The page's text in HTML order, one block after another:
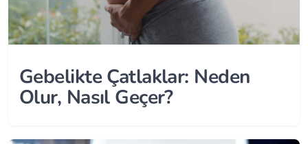
Gebelikte Çatlaklar: Neden
Olur, Nasıl Geçer?